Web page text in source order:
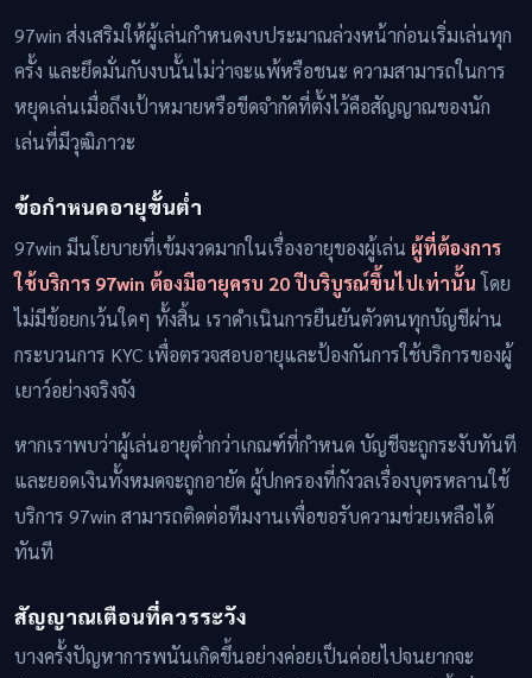
97win ส่งเสริมให้ผู้เล่นกำหนดงบประมาณล่วงหน้าก่อนเริ่มเล่นทุก
ครั้ง และยึดมั่นกับงบนั้นไม่ว่าจะแพ้หรือชนะ ความสามารถในการ
หยุดเล่นเมื่อถึงเป้าหมายหรือขีดจำกัดที่ตั้งไว้คือสัญญาณของนัก
เล่นที่มีวุฒิภาวะ
ข้อกำหนดอายุขั้นต่ำ
97win มีนโยบายที่เข้มงวดมากในเรื่องอายุของผู้เล่น ผู้ที่ต้องการ
ใช้บริการ 97win ต้องมีอายุครบ 20 ปีบริบูรณ์ขึ้นไปเท่านั้นโดย
ไม่มีข้อยกเว้นใดๆ ทั้งสิ้น เราดำเนินการยืนยันตัวตนทุกบัญชีผ่าน
กระบวนการ KYC เพื่อตรวจสอบอายุและป้องกันการใช้บริการของผู้
เยาว์อย่างจริงจัง
หากเราพบว่าผู้เล่นอายุต่ำกว่าเกณฑ์ที่กำหนด บัญชีจะถูกระงับทันที
และยอดเงินทั้งหมดจะถูกอายัด ผู้ปกครองที่กังวลเรื่องบุตรหลานใช้
บริการ 97win สามารถติดต่อทีมงานเพื่อขอรับความช่วยเหลือได้
ทันที
สัญญาณเตือนที่ควรระวัง
บางครั้งปัญหาการพนันเกิดขึ้นอย่างค่อยเป็นค่อยไปจนยากจะ